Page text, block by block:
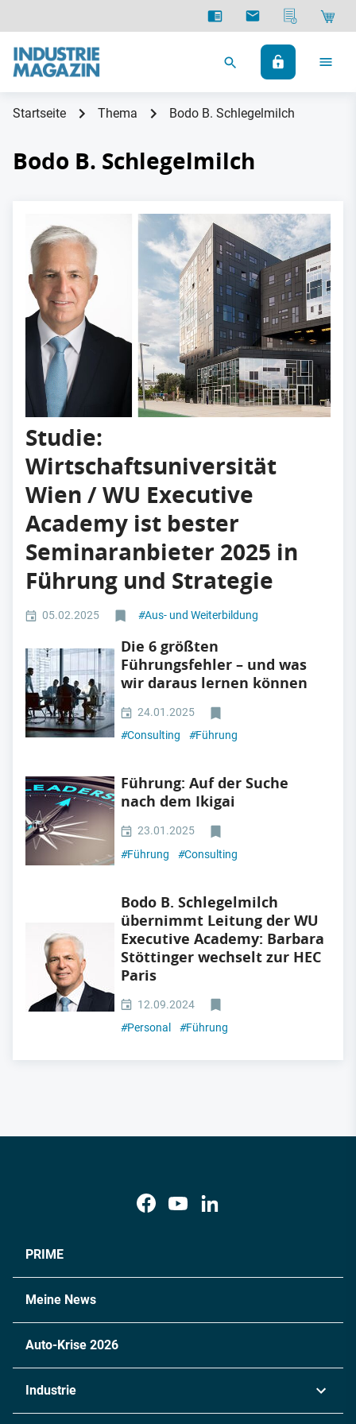
Startseite Thema Bodo B. Schlegelmilch
Bodo B. Schlegelmilch
Studie:
Wirtschaftsuniversität
Wien / WU Executive
Academy ist bester
Seminaranbieter 2025 in
Führung und Strategie
05.02.2025 #Aus- und Weiterbildung
Die 6 größten
Führungsfehler – und was
wir daraus lernen können
24.01.2025
#Consulting #Führung
Führung: Auf der Suche
nach dem Ikigai
23.01.2025
#Führung #Consulting
Bodo B. Schlegelmilch
übernimmt Leitung der WU
Executive Academy: Barbara
Stöttinger wechselt zur HEC
Paris
12.09.2024
#Personal #Führung
PRIME
Meine News
Auto-Krise 2026
Industrie